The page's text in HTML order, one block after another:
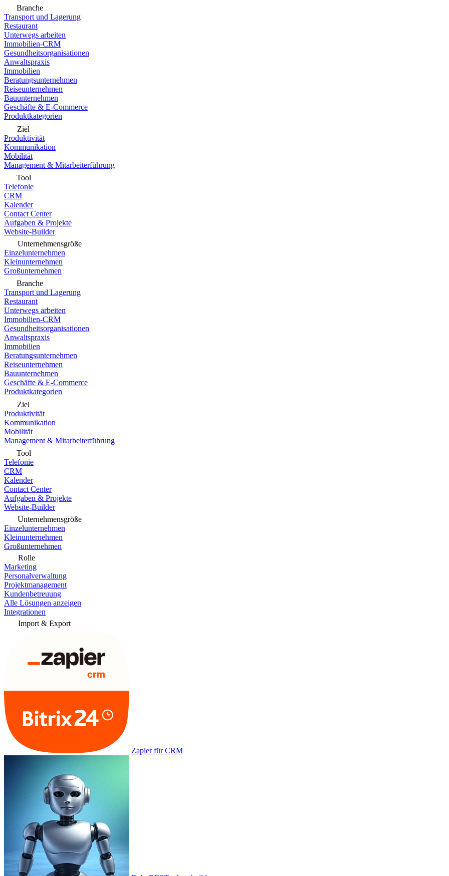
Branche
Transport und Lagerung
Restaurant
Unterwegs arbeiten
Immobilien-CRM
Gesundheitsorganisationen
Anwaltspraxis
Immobilien
Beratungsunternehmen
Reiseunternehmen
Bauunternehmen
Geschäfte & E-Commerce
Produktkategorien
Ziel
Produktivität
Kommunikation
Mobilität
Management & Mitarbeiterführung
Tool
Telefonie
CRM
Kalender
Contact Center
Aufgaben & Projekte
Website-Builder
Unternehmensgröße
Einzelunternehmen
Kleinunternehmen
Großunternehmen
Branche
Transport und Lagerung
Restaurant
Unterwegs arbeiten
Immobilien-CRM
Gesundheitsorganisationen
Anwaltspraxis
Immobilien
Beratungsunternehmen
Reiseunternehmen
Bauunternehmen
Geschäfte & E-Commerce
Produktkategorien
Ziel
Produktivität
Kommunikation
Mobilität
Management & Mitarbeiterführung
Tool
Telefonie
CRM
Kalender
Contact Center
Aufgaben & Projekte
Website-Builder
Unternehmensgröße
Einzelunternehmen
Kleinunternehmen
Großunternehmen
Rolle
Marketing
Personalverwaltung
Projektmanagement
Kundenbetreuung
Alle Lösungen anzeigen
Integrationen
Import & Export
Zapier für CRM